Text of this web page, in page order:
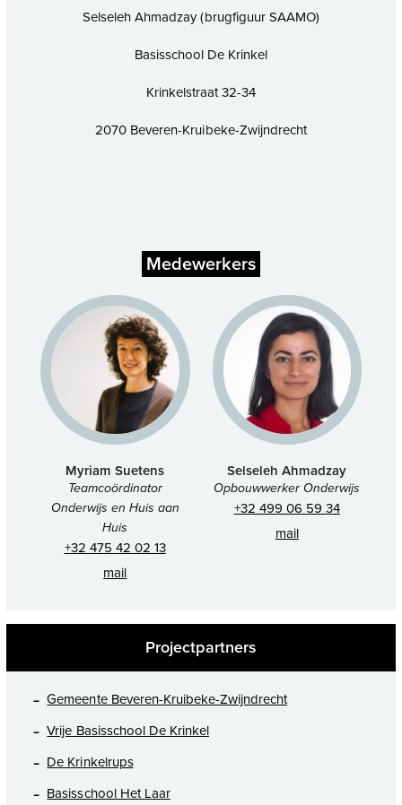
Selseleh Ahmadzay (brugfiguur SAAMO)
Basisschool De Krinkel
Krinkelstraat 32-34
2070 Beveren-Kruibeke-Zwijndrecht
Medewerkers
Myriam Suetens
Teamcoördinator
Onderwijs en Huis aan
Huis
+32 475 42 02 13
mail
Selseleh Ahmadzay
Opbouwwerker Onderwijs
+32 499 06 59 34
mail
Projectpartners
Gemeente Beveren-Kruibeke-Zwijndrecht
Vrije Basisschool De Krinkel
De Krinkelrups
Basisschool Het Laar